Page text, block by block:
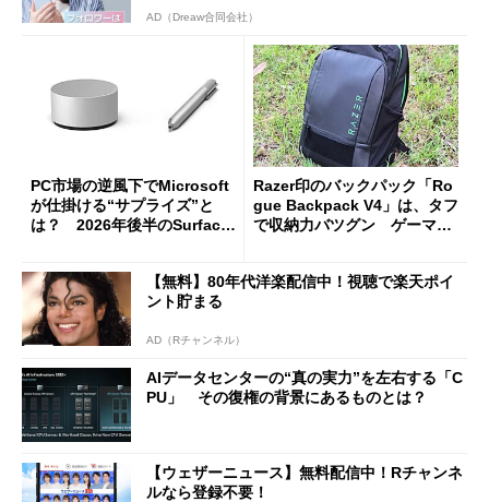
AD（Dreaw合同会社）
PC市場の逆風下でMicrosoft
が仕掛ける“サプライズ”と
は？ 2026年後半のSurface
Razer印のバックパック「Ro
gue Backpack V4」は、タフ
で収納力バツグン ゲーマー
【無料】80年代洋楽配信中！視聴で楽天ポイ
ント貯まる
AD（Rチャンネル）
AIデータセンターの“真の実力”を左右する「C
PU」 その復権の背景にあるものとは？
【ウェザーニュース】無料配信中！Rチャンネ
ルなら登録不要！